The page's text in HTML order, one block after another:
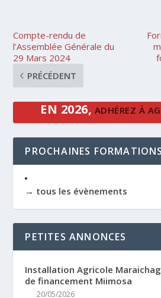
Compte-rendu de
l’Assemblée Générale du
29 Mars 2024
PRÉCÉDENT
EN 2026, ADHÉREZ À
PROCHAINES FORMATIONS
→ tous les évènements
PETITES ANNONCES
Installation Agricole
de financement Miimosa
20/05/2026